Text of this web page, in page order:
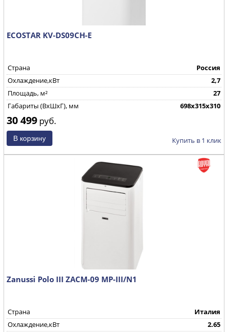
ECOSTAR KV-DS09CH-E
Страна
Россия
Охлаждение,кВт
2,7
Площадь, м²
27
Габариты (ВхШхГ), мм
698х315х310
30 499 руб.
Купить в 1 клик
Zanussi Polo III ZACM-09 MP-III/N1
Страна
Италия
Охлаждение,кВт
2.65